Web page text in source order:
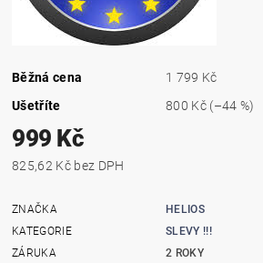
Běžná cena
1 799 Kč
Ušetříte
800 Kč (–44 %)
999 Kč
825,62 Kč bez DPH
ZNAČKA
HELIOS
KATEGORIE
SLEVY !!!
ZÁRUKA
2 ROKY